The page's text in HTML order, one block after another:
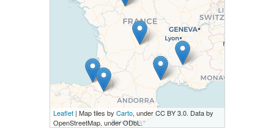
Leaflet| Map tiles by Carto, under CC BY 3.0. Data by
OpenStreetMap, under ODbL.